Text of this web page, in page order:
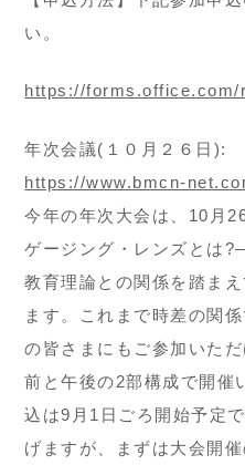
い。
https://forms.office.com/
年次会議(１０月２６日):
https://www.bmcn-
今年の年次大会は、10月
ゲージング・レンズとは
教育理論との関係を踏ま
ます。これまで時差の関
の皆さまにもご参加いた
前と午後の2部構成で開催
込は9月1日ごろ開始予定
げますが、まずは大会開